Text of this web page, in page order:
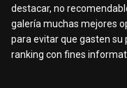
destacar, no
galería muchas mejores
para evitar que gasten su
ranking con fines